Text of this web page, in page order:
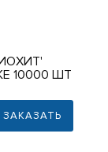
10000 ШТ
ЗАКАЗАТЬ